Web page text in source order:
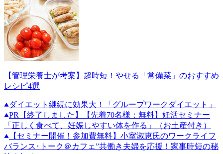
【管理栄養士が考案】超時短！やせる「常備菜」のおすすめ
レシピ4選
ダイエット継続に効果大！「グループワークダイエット」
PR
【終了しました】【先着70名様：無料】妊活セミナー
「正しく食べて、妊娠しやすい体を作る」（お土産付き）
【セミナー開催！参加費無料】小室淑恵氏のワークライフ
バランス･トーク＠カフェ”共働き夫婦を応援！家事時短の秘